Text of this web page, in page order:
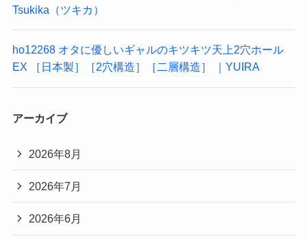
Tsukika（ツキカ）
ho12268 オタに優しいギャルのキツキツ天上2穴ホール
EX ［日本製］［2穴構造］［二層構造］ ｜YUIRA
アーカイブ
2026年8月
2026年7月
2026年6月